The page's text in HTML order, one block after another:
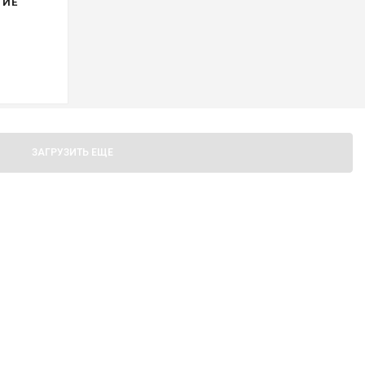
ЗАГРУЗИТЬ ЕЩЕ